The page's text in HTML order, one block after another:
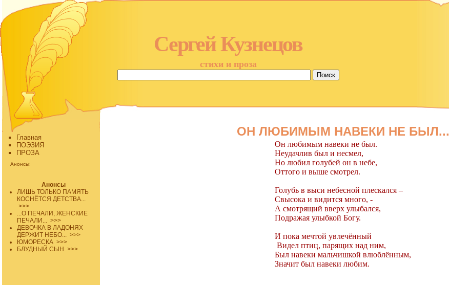
Сергей Кузнецов
стихи и проза
Главная
ПОЭЗИЯ
ПРОЗА
Анонсы:
Анонсы
ЛИШЬ ТОЛЬКО ПАМЯТЬ
КОСНЁТСЯ ДЕТСТВА...
>>>
...О ПЕЧАЛИ, ЖЕНСКИЕ
ПЕЧАЛИ... >>>
ДЕВОЧКА В ЛАДОНЯХ
ДЕРЖИТ НЕБО... >>>
ЮМОРЕСКА >>>
БЛУДНЫЙ СЫН >>>
ОН ЛЮБИМЫМ НАВЕКИ НЕ БЫЛ...
Он любимым навеки не был.
Неудачлив был и несмел,
Но любил голубей он в небе,
Оттого и выше смотрел.
Голубь в выси небесной плескался –
Свысока и видится много, -
А смотрящий вверх улыбался,
Подражая улыбкой Богу.
И пока мечтой увлечённый
Видел птиц, парящих над ним,
Был навеки мальчишкой влюблённым,
Значит был навеки любим.